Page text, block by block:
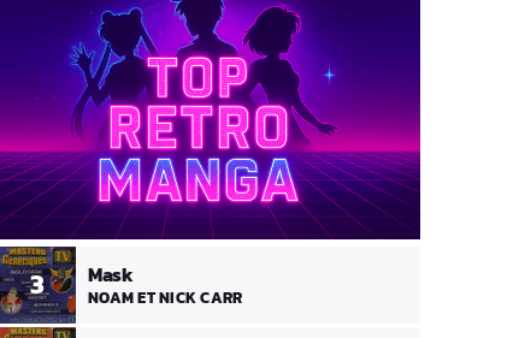
3 Mask
NOAM ET NICK CARR